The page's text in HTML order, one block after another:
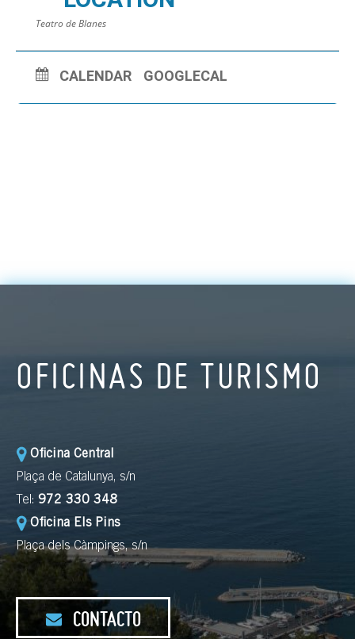
Teatro de Blanes
CALENDAR GOOGLECAL
OFICINAS DE TURISMO
Oficina Central
Plaça de Catalunya, s/n
Tel: 972 330 348
Oficina Els Pins
Plaça dels Càmpings, s/n
CONTACTO